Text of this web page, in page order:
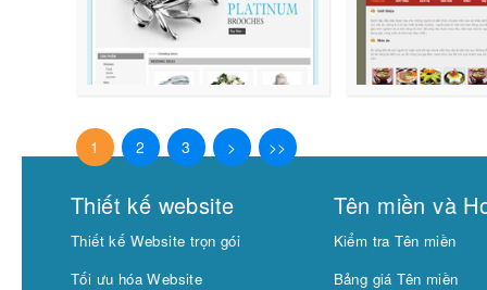
1 2 3 > >>
Thiết kế website
Thiết kế Website trọn gói
Tối ưu hóa Website
Tên miền và
Kiểm tra Tên miền
Bảng giá Tên miền